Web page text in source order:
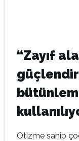
“Zayıf
Otizme sahip